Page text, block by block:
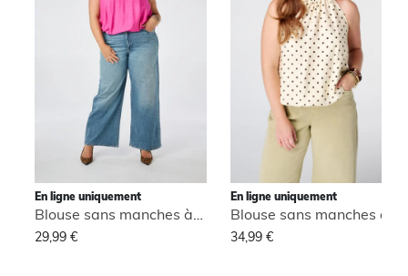
En ligne uniquement
29,99 €
En ligne uniquement
34,99 €